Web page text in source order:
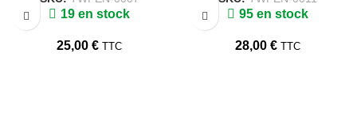
19 en stock
25,00 € TTC
95 en stock
28,00 € TTC